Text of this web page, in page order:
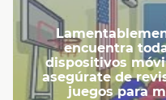
encuentra
dispositivos
asegúrate de
juegos para